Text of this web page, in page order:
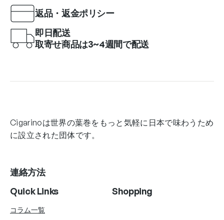
返品・返金ポリシー
即日配送
取寄せ商品は3~4週間で配送
Cigarinoは世界の葉巻をもっと気軽に日本で味わうため
に設立された団体です。
連絡方法
Quick Links
コラム一覧
Shopping